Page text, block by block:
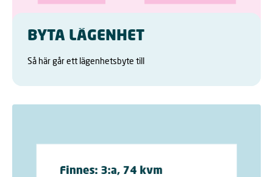
BYTA LÄGENHET
Så här går ett lägenhetsbyte till